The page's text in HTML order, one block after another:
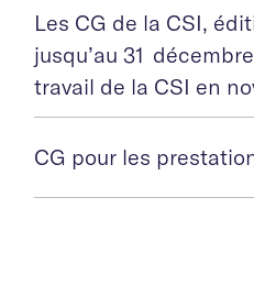
Les CG de la CSI,
jusqu’au 31
travail de la CSI en
CG pour les